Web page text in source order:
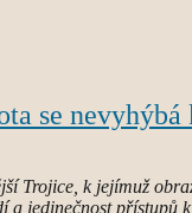
se
Trojice, k jejímuž
a jedinečnost přístupů